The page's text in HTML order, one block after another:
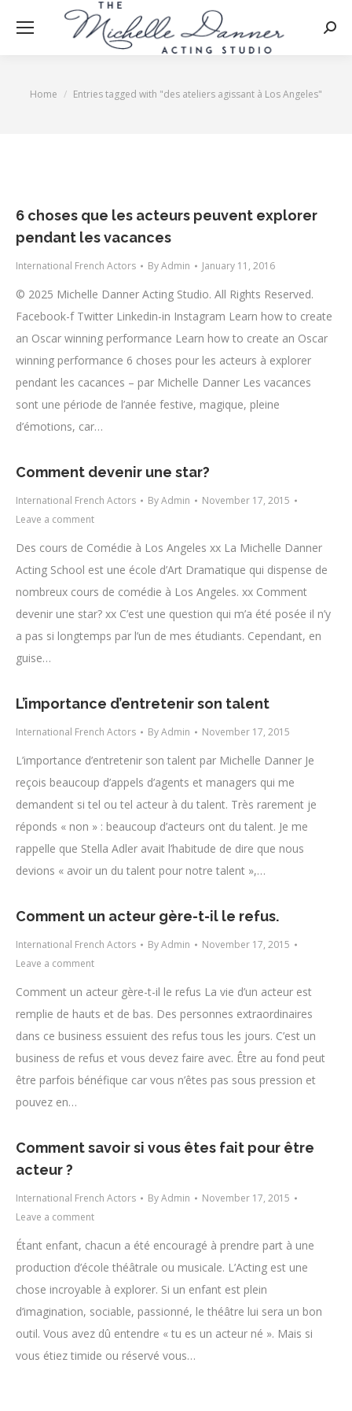
You are here:
Home Entries tagged with "des ateliers agissant à Los Angeles"
6 choses que les acteurs peuvent explorer
pendant les vacances
International French Actors ByAdmin January 11, 2016
© 2025 Michelle Danner Acting Studio. All Rights Reserved.
Facebook-f Twitter Linkedin-in Instagram Learn how to create
an Oscar winning performance Learn how to create an Oscar
winning performance​ 6 choses pour les acteurs à explorer
pendant les cacances – par Michelle Danner Les vacances
sont une période de l’année festive, magique, pleine
d’émotions, car…
Comment devenir une star?
International French Actors ByAdmin
November 17, 2015
Leave a comment
Des cours de Comédie à Los Angeles xx La Michelle Danner
Acting School est une école d’Art Dramatique qui dispense de
nombreux cours de comédie à Los Angeles. xx Comment
devenir une star? xx C’est une question qui m’a été posée il n’y
a pas si longtemps par l’un de mes étudiants. Cependant, en
guise…
L’importance d’entretenir son talent
International French Actors ByAdmin November 17, 2015
L’importance d’entretenir son talent par Michelle Danner Je
reçois beaucoup d’appels d’agents et managers qui me
demandent si tel ou tel acteur à du talent. Très rarement je
réponds « non » : beaucoup d’acteurs ont du talent. Je me
rappelle que Stella Adler avait l’habitude de dire que nous
devions « avoir un du talent pour notre talent »,…
Comment un acteur gère-t-il le refus.
International French Actors ByAdmin
November 17, 2015
Leave a comment
Comment un acteur gère-t-il le refus La vie d’un acteur est
remplie de hauts et de bas. Des personnes extraordinaires
dans ce business essuient des refus tous les jours. C’est un
business de refus et vous devez faire avec. Être au fond peut
être parfois bénéfique car vous n’êtes pas sous pression et
pouvez en…
Comment savoir si vous êtes fait pour être
acteur ?
International French Actors ByAdmin
November 17, 2015
Leave a comment
Étant enfant, chacun a été encouragé à prendre part à une
production d’école théâtrale ou musicale. L’Acting est une
chose incroyable à explorer. Si un enfant est plein
d’imagination, sociable, passionné, le théâtre lui sera un bon
outil. Vous avez dû entendre « tu es un acteur né ». Mais si
vous étiez timide ou réservé vous…